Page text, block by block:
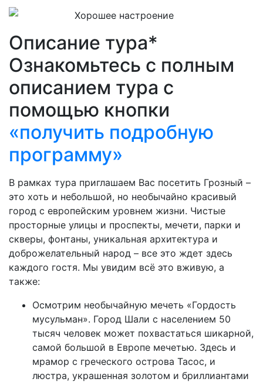
Хорошее настроение
Описание тура*
Ознакомьтесь с полным
описанием тура с
помощью кнопки
«получить подробную
программу»
В рамках тура приглашаем Вас посетить Грозный –
это хоть и небольшой, но необычайно красивый
город с европейским уровнем жизни. Чистые
просторные улицы и проспекты, мечети, парки и
скверы, фонтаны, уникальная архитектура и
доброжелательный народ – все это ждет здесь
каждого гостя. Мы увидим всё это вживую, а
также:
Осмотрим необычайную мечеть «Гордость
мусульман». Город Шали с населением 50
тысяч человек может похвастаться шикарной,
самой большой в Европе мечетью. Здесь и
мрамор с греческого острова Тасос, и
люстра, украшенная золотом и бриллиантами